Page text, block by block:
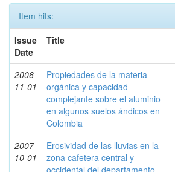
Item hits:
Issue
Date
Title
2006-
11-01
Propiedades de la materia
orgánica y capacidad
complejante sobre el aluminio
en algunos suelos ándicos en
Colombia
2007-
10-01
Erosividad de las lluvias en la
zona cafetera central y
occidental del departamento